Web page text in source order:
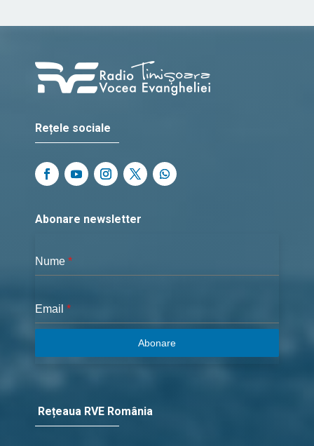
Rețele sociale
Abonare newsletter
Nume *
Email *
Abonare
Rețeaua RVE România